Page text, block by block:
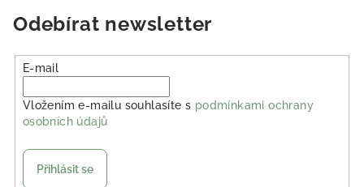
Odebírat newsletter
E-mail
Vložením e-mailu souhlasíte s podmínkami ochrany
osobních údajů
Přihlásit se